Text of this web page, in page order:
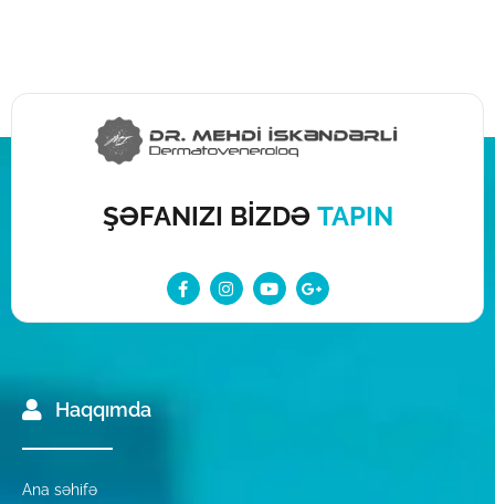
ŞƏFANIZI BİZDƏ TAPIN
Haqqımda
Ana səhifə